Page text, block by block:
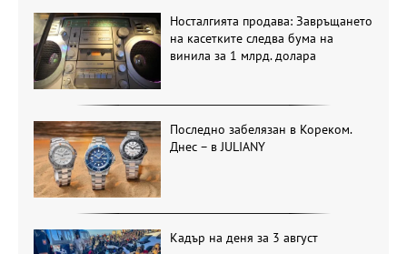
Носталгията продава: Завръщането
на касетките следва бума на
винила за 1 млрд. долара
Последно забелязан в Кореком.
Днес – в JULIANY
Кадър на деня за 3 август